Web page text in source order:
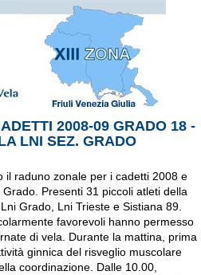
2008-09 GRADO 18 -
LNI SEZ. GRADO
il raduno zonale per i cadetti 2008 e
Presenti 31 piccoli atleti della
Grado, Lni Trieste e Sistiana 89.
favorevoli hanno permesso
di vela. Durante la mattina, prima
ginnica del risveglio muscolare
coordinazione. Dalle 10.00,